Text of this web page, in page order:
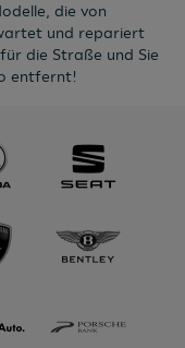
die von
und repariert
die Straße und Sie
entfernt!